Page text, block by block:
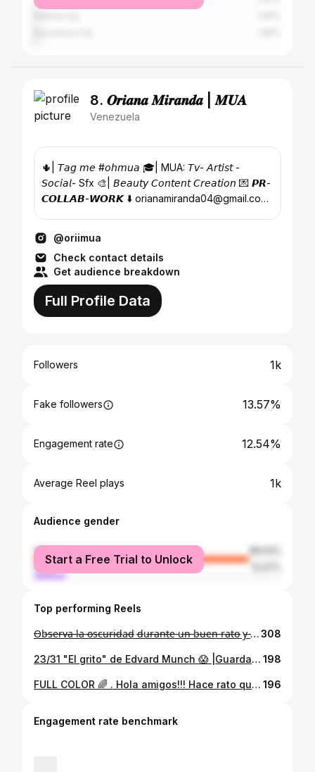
8. 𝑶𝒓𝒊𝒂𝒏𝒂 𝑴𝒊𝒓𝒂𝒏𝒅𝒂 | 𝑴𝑼𝑨
Venezuela
🌵| 𝘛𝘢𝘨 𝘮𝘦 #𝘰𝘩𝘮𝘶𝘢 🎓| MUA: 𝘛𝘷- 𝘈𝘳𝘵𝘪𝘴𝘵 -
𝘚𝘰𝘤𝘪𝘢𝘭- Sfx 🎨| 𝘉𝘦𝘢𝘶𝘵𝘺 𝘊𝘰𝘯𝘵𝘦𝘯𝘵 𝘊𝘳𝘦𝘢𝘵𝘪𝘰𝘯 💌 𝙋𝙍-
𝘾𝙊𝙇𝙇𝘼𝘽-𝙒𝙊𝙍𝙆 ⬇️ orianamiranda04@gmail.com
@oriimua
Check contact details
Get audience breakdown
Full Profile Data
Followers 1k
Fake followers 13.57%
Engagement rate 12.54%
Average Reel plays 1k
Audience gender
female
male
Start a Free Trial to Unlock
Top performing Reels
O̶b̶s̶e̶r̶v̶a̶ l̶a̶ o̶s̶c̶u̶r̶i̶d̶a̶d̶ d̶u̶r̶a̶n̶t̶e̶ u̶n̶ b̶u̶e̶n̶ r̶a̶t̶o̶ y̶ f̶i̶n̶a̶l̶m̶e̶n̶t̶e̶ v̶e̶r̶á̶s̶ l̶o̶ q̶u̶e̶ h̶a̶y̶ e̶n̶ e̶l̶l̶a̶. // #beatinestween 👻💜🧡 . 𝗦𝗶 𝗴𝘂𝗮𝗿𝗱𝗮𝘀 𝗲𝘀𝘁𝗲 𝗽𝗼𝘀𝘁 𝗺𝗲 𝗮𝗽𝗼𝘆𝗮𝗿𝗶́𝗮𝘀 𝘂𝗻 𝗺𝗼𝗻𝘁𝗼́𝗻 🎃🕷️ Hola amigos!! Hoy les traigo mi propuesta para la dinámica de Halloween de #beatinestween espero que les guste tanto como a mí jiji. Luego les subiré un #reels para que vean cómo lo realicé 😝🔪 . Estoy súper emocionada porque todos los que se vienen para octubre son así, y como ya saben son mis maquillajes favs 🔪🔪🔝🔝🔝 . . Déjame saber en los comentarios si te da grima o miedo porque ese es el objetivo JAJAJA 🤠 . . #halloween #fxmakeup #sfxmakeup #halloweenmakeup #fx #ccs #makeupideas #halloween2021 #octubre #octubre2021 #MUA #muaccs #muavzla #vzla #maquillajeartistico308
23/31 "El grito" de Edvard Munch 😱 |Guarda y comparte si te gustó 🎨🖼️ . Me dijeron artístico y recreé una obra de arte. 😎😎 Al ver en la encuesta que querían un maquillaje artístico esta mañana se me ocurrió hacer algo diferente para los últimos días, y esta pintura me gusta mucho y me parece muy curiosa . Fué extraño pero divertido hacer esta foto JAJAJA me tomó una hora en total hacer el maquillaje. Básicamente lo que hice fué cambiar un pocos mis rasgos y simular los trazos de pintura con maquillaje . El Grito' es una de las obras más representativas del movimiento Expresionista y uno de los trabajos más famosos de Edvard Munch (1863 - 1944) El objetivo de Edvard Munch era representar al hombre moderno en una situación de desesperación. El escenario en el que está ambientado el cuadro pertenece a Oslo. . #scream ##edvardmunch #artevenezuela #artisofinstagram #obradearte #arteccs #artisticmakeup #artgallery #soymuavzla #muaccs #muavzla #31daysofhalloween #spookyseason #spookytalent #spooky #maquillajeartistico #maquilladoresvenezuela #muaccs #caracas #caracterizacion 198
FULL COLOR 🌈 . Hola amigos!!! Hace rato que no me hacía un look full color 🌈 de estos que me encantan, así que espero que les guste. 😄❤ . En este caso realicé un encapsulado con mi paleta fiel de @salome.makeupoficial 😍😍😍 . . Edición: @_chuchialvarez_ 📌❤ 196
Engagement rate benchmark